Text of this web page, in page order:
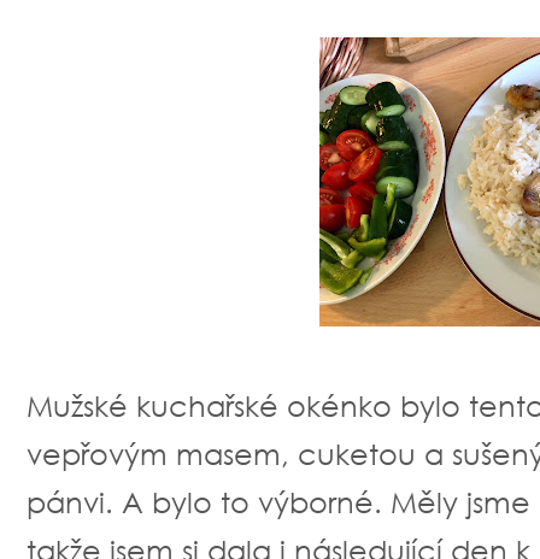
Mužské kuchařské okénko bylo
vepřovým masem, cuketou a
pánvi. A bylo to výborné. Měly
takže jsem si dala i následující den